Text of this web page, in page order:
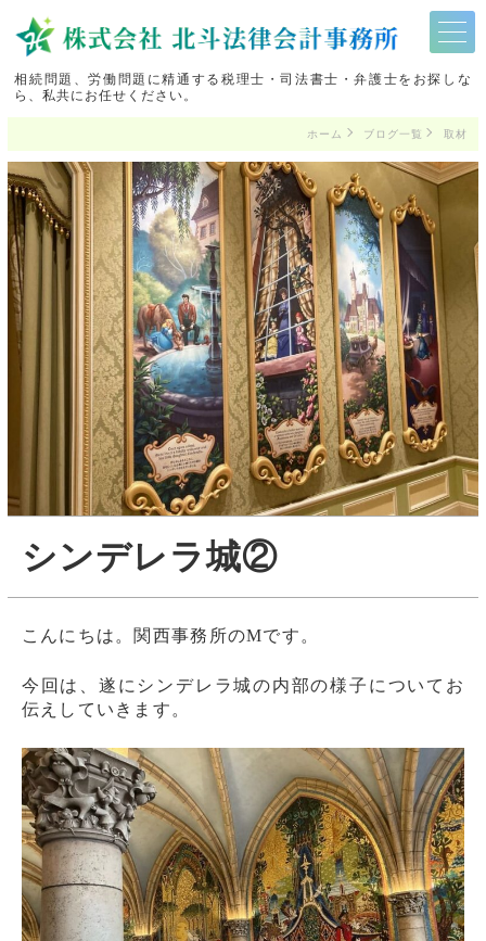
相続問題、労働問題に精通する税理士・司法書士・弁護士をお探しな
ら、私共にお任せください。
ホーム ブログ一覧 取材
シンデレラ城②
こんにちは。関西事務所のMです。
今回は、遂にシンデレラ城の内部の様子についてお
伝えしていきます。